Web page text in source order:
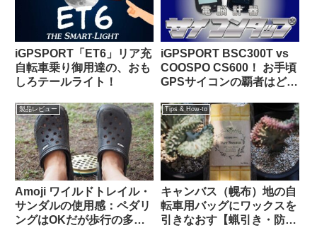
iGPSPORT「ET6」リア充
自転車乗り御用達の、おも
しろテールライト！
iGPSPORT BSC300T vs
COOSPO CS600！ お手頃
GPSサイコンの覇者はどっ
製品レビュー
Amoji ワイルドトレイル・
サンダルの使用感：ペダリ
ングはOKだが歩行の多い
Tips & How-to
キャンバス（幌布）地の自
転車用バッグにワックスを
引きなおす【蝋引き・防水